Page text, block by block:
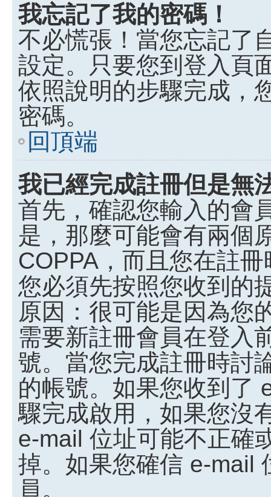
我忘記了我的密碼！
不必慌張！當您忘記了
設定。只要您到登入頁
依照說明的步驟完成，
密碼。
回頂端
我已經完成註冊但是無
首先，確認您輸入的會
是，那麼可能會有兩個
COPPA，而且您在註
您必須先按照您收到的
原因：很可能是因為您
需要新註冊會員在登入
號。當您完成註冊時討
的帳號。如果您收到了
驟完成啟用，如果您沒
e-mail 位址可能不正確
掉。如果您確信 e-mail
員。